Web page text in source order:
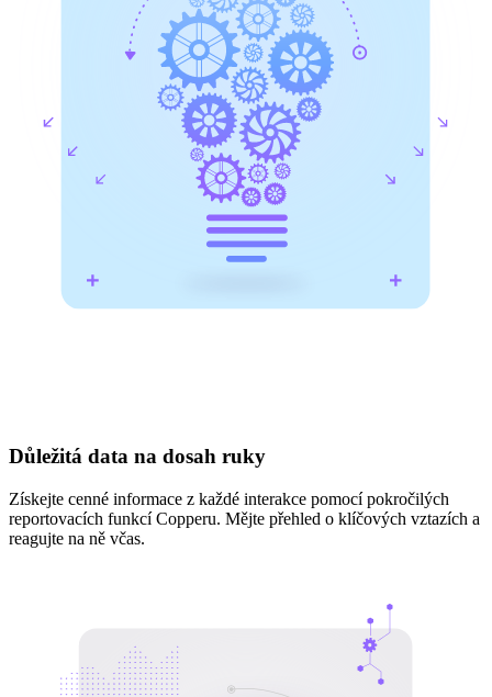
Důležitá data na dosah ruky
Získejte cenné informace z každé interakce pomocí pokročilých
reportovacích funkcí Copperu. Mějte přehled o klíčových vztazích a
reagujte na ně včas.